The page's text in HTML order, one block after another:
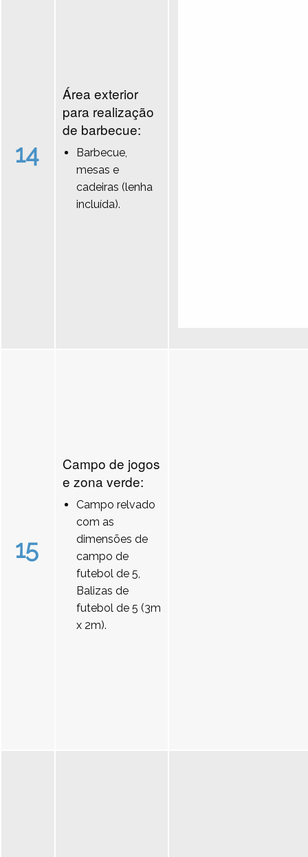
14
Área exterior
para realização
de barbecue:
Barbecue,
mesas e
cadeiras (lenha
incluída).
15
Campo de jogos
e zona verde:
Campo relvado
com as
dimensões de
campo de
futebol de 5,
Balizas de
futebol de 5 (3m
x 2m).